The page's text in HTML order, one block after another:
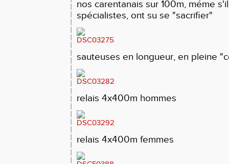
nos carentanais sur 100m, méme
spécialistes, ont su se "sacrifier"
sauteuses en longueur, en pleine
relais 4x400m hommes
relais 4x400m femmes